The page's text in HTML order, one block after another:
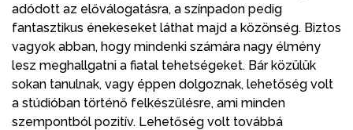
adódott az előválogatásra, a színpadon pedig
fantasztikus énekeseket láthat majd a közönség. Biztos
vagyok abban, hogy mindenki számára nagy élmény
lesz meghallgatni a fiatal tehetségeket. Bár közülük
sokan tanulnak, vagy éppen dolgoznak, lehetőség volt
a stúdióban történő felkészülésre, ami minden
szempontból pozitív. Lehetőség volt továbbá